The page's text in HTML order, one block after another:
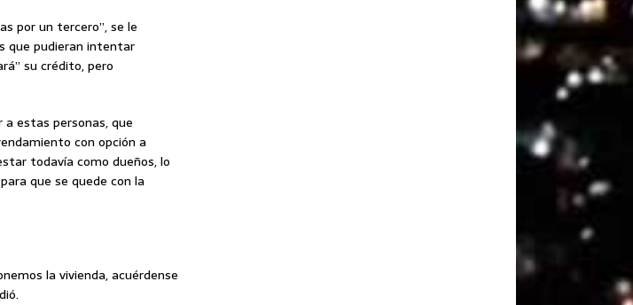
por un tercero”, se le
que pudieran intentar
su crédito, pero
estas personas, que
con opción a
todavía como dueños, lo
que se quede con la
la vivienda, acuérdense